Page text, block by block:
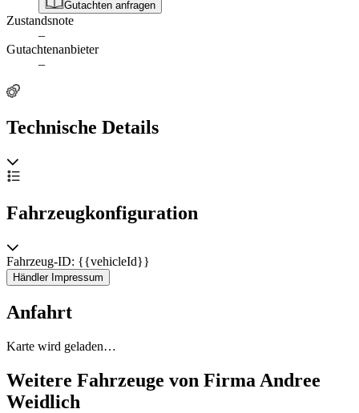
Gutachten anfragen
Zustandsnote
–
Gutachtenanbieter
–
Technische Details
Fahrzeugkonfiguration
Fahrzeug-ID: {{vehicleId}}
Händler Impressum
Anfahrt
Karte wird geladen…
Weitere Fahrzeuge von Firma Andree
Weidlich